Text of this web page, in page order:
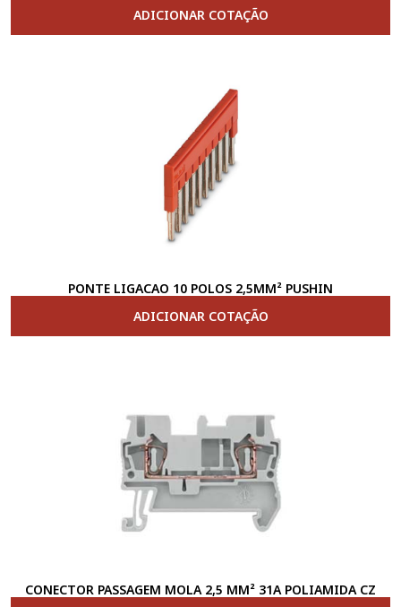
ADICIONAR COTAÇÃO
PONTE LIGACAO 10 POLOS 2,5MM² PUSHIN
ADICIONAR COTAÇÃO
CONECTOR PASSAGEM MOLA 2,5 MM² 31A POLIAMIDA CZ